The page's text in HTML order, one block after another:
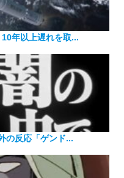
年以上遅れを取...
の反応「ゲンド...